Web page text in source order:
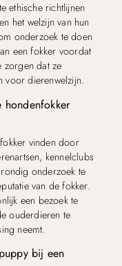
ethische richtlijnen
het welzijn van hun
onderzoek te doen
een fokker voordat
zorgen dat ze
voor dierenwelzijn.
hondenfokker
vinden door
kennelclubs
onderzoek te
van de fokker.
een bezoek te
ouderdieren te
neemt.
bij een